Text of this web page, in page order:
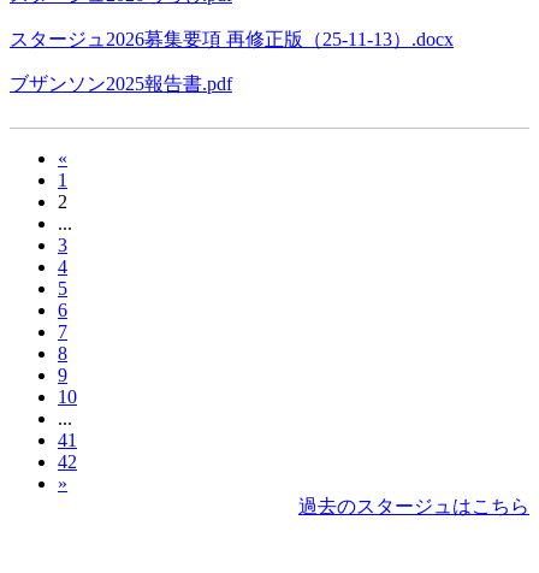
スタージュ2026募集要項 再修正版（25-11-13）.docx
ブザンソン2025報告書.pdf
«
1
2
...
3
4
5
6
7
8
9
10
...
41
42
»
過去のスタージュはこちら